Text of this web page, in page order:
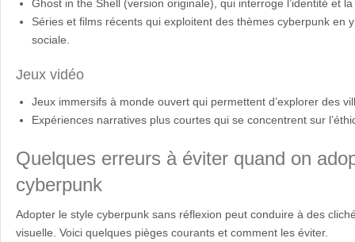
Ghost in the Shell (version originale), qui interroge l’identité et
Séries et films récents qui exploitent des thèmes cyberpunk en
sociale.
Jeux vidéo
Jeux immersifs à monde ouvert qui permettent d’explorer des
Expériences narratives plus courtes qui se concentrent sur
Quelques erreurs à éviter quand on
cyberpunk
Adopter le style cyberpunk sans réflexion peut conduire à des
visuelle. Voici quelques pièges courants et comment les éviter.